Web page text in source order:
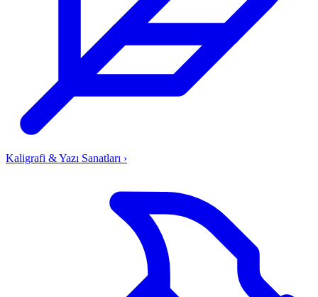
Kaligrafi & Yazı Sanatları ›